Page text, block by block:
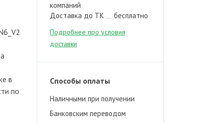
в
по
компаний
Доставка до ТК
бесплатно
Подробнее про условия
доставки
Способы оплаты
Наличными при получении
Банковским переводом